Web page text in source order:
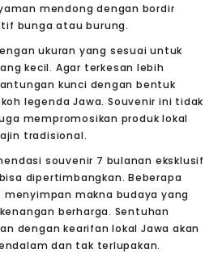
mendong dengan bordir
bunga atau burung.
ukuran yang sesuai untuk
kecil. Agar terkesan lebih
kunci dengan bentuk
legenda Jawa. Souvenir ini tidak
mempromosikan produk lokal
tradisional.
souvenir 7 bulanan eksklusif
dipertimbangkan. Beberapa
makna budaya yang
berharga. Sentuhan
dengan kearifan lokal Jawa akan
dan tak terlupakan.